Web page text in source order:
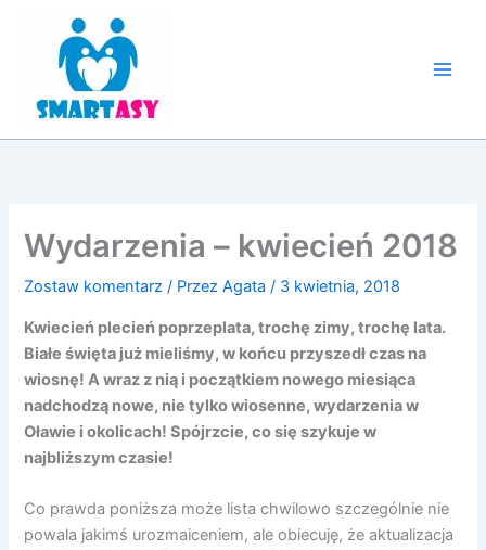
Wydarzenia – kwiecień 2018
Zostaw komentarz / PrzezAgata/ 3 kwietnia, 2018
Kwiecień plecień poprzeplata, trochę zimy, trochę lata.
Białe święta już mieliśmy, w końcu przyszedł czas na
wiosnę! A wraz z nią i początkiem nowego miesiąca
nadchodzą nowe, nie tylko wiosenne, wydarzenia w
Oławie i okolicach! Spójrzcie, co się szykuje w
najbliższym czasie!
Co prawda poniższa może lista chwilowo szczególnie nie
powala jakimś urozmaiceniem, ale obiecuję, że aktualizacja